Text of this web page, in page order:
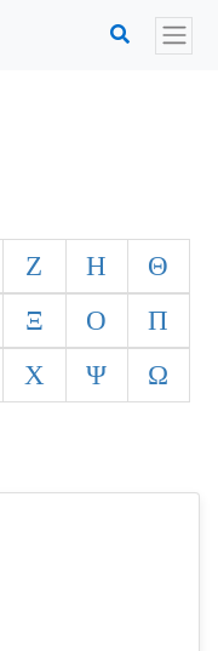
Ζ Η
Θ
Ξ Ο
Π
Χ Ψ Ω